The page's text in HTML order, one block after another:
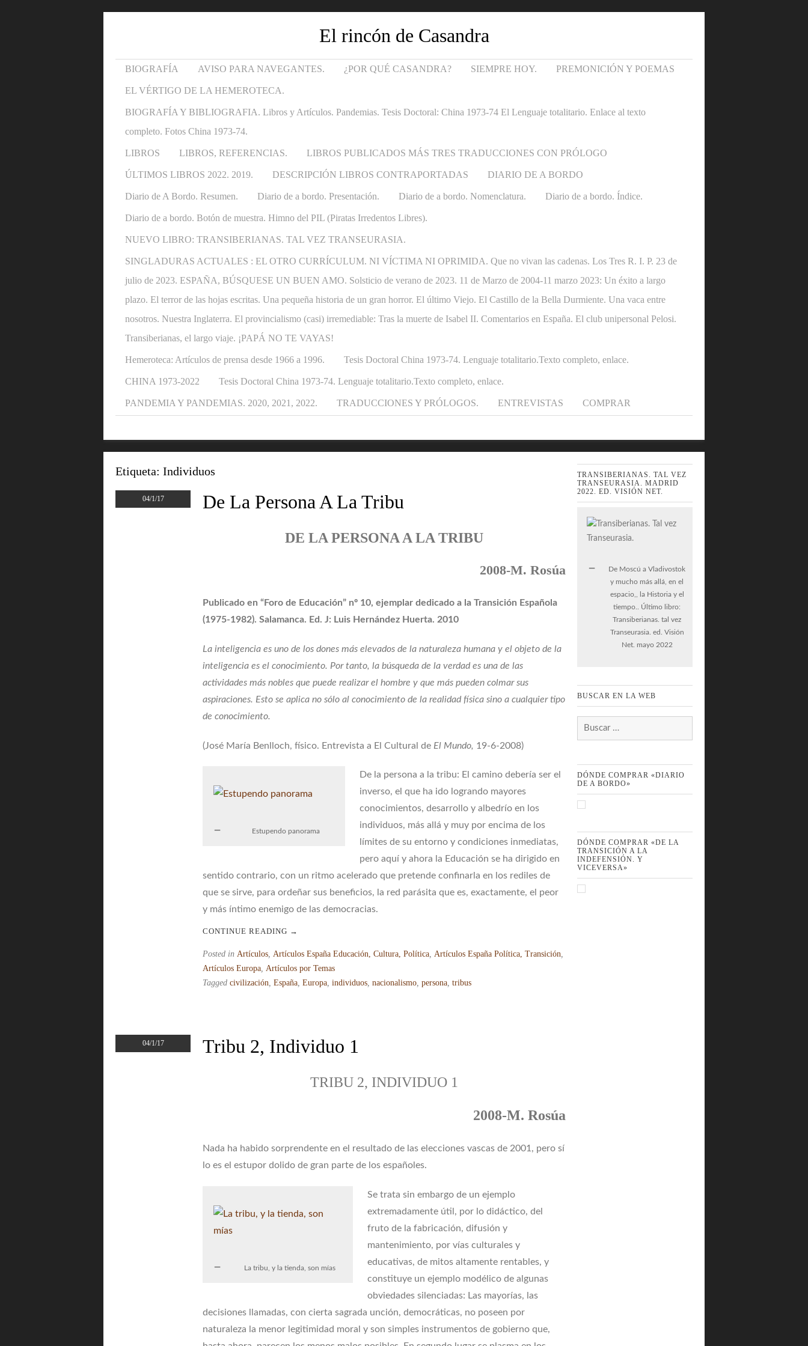
El rincón de Casandra
BIOGRAFÍA AVISO PARA NAVEGANTES. ¿POR QUÉ CASANDRA? SIEMPRE HOY. PREMONICIÓN Y POEMAS
EL VÉRTIGO DE LA HEMEROTECA.
BIOGRAFÍA Y BIBLIOGRAFIA. Libros y Artículos. Pandemias. Tesis Doctoral: China 1973-74 El Lenguaje totalitario. Enlace al texto
completo. Fotos China 1973-74.
LIBROS LIBROS, REFERENCIAS. LIBROS PUBLICADOS MÁS TRES TRADUCCIONES CON PRÓLOGO
ÚLTIMOS LIBROS 2022. 2019. DESCRIPCIÓN LIBROS CONTRAPORTADAS DIARIO DE A BORDO
Diario de A Bordo. Resumen. Diario de a bordo. Presentación. Diario de a bordo. Nomenclatura. Diario de a bordo. Índice.
Diario de a bordo. Botón de muestra. Himno del PIL (Piratas Irredentos Libres).
NUEVO LIBRO: TRANSIBERIANAS. TAL VEZ TRANSEURASIA.
SINGLADURAS ACTUALES : EL OTRO CURRÍCULUM. NI VÍCTIMA NI OPRIMIDA. Que no vivan las cadenas. Los Tres R. I. P. 23 de
julio de 2023. ESPAÑA, BÚSQUESE UN BUEN AMO. Solsticio de verano de 2023. 11 de Marzo de 2004-11 marzo 2023: Un éxito a largo
plazo. El terror de las hojas escritas. Una pequeña historia de un gran horror. El último Viejo. El Castillo de la Bella Durmiente. Una vaca entre
nosotros. Nuestra Inglaterra. El provincialismo (casi) irremediable: Tras la muerte de Isabel II. Comentarios en España. El club unipersonal Pelosi.
Transiberianas, el largo viaje. ¡PAPÁ NO TE VAYAS!
Hemeroteca: Artículos de prensa desde 1966 a 1996. Tesis Doctoral China 1973-74. Lenguaje totalitario.Texto completo, enlace.
CHINA 1973-2022 Tesis Doctoral China 1973-74. Lenguaje totalitario.Texto completo, enlace.
PANDEMIA Y PANDEMIAS. 2020, 2021, 2022. TRADUCCIONES Y PRÓLOGOS. ENTREVISTAS COMPRAR
Etiqueta: Individuos
04/1/17 De La Persona A La Tribu
DE LA PERSONA A LA TRIBU
2008-M. Rosúa
Publicado en “Foro de Educación” nº 10, ejemplar dedicado a la Transición Española
(1975-1982). Salamanca. Ed. J: Luis Hernández Huerta. 2010
La inteligencia es uno de los dones más elevados de la naturaleza humana y el objeto de la
inteligencia es el conocimiento. Por tanto, la búsqueda de la verdad es una de las
actividades más nobles que puede realizar el hombre y que más pueden colmar sus
aspiraciones. Esto se aplica no sólo al conocimiento de la realidad física sino a cualquier tipo
de conocimiento.
(José María Benlloch, físico. Entrevista a El Cultural de El Mundo, 19-6-2008)
Estupendo panorama
De la persona a la tribu: El camino debería ser el
inverso, el que ha ido logrando mayores
conocimientos, desarrollo y albedrío en los
individuos, más allá y muy por encima de los
límites de su entorno y condiciones inmediatas,
pero aquí y ahora la Educación se ha dirigido en
sentido contrario, con un ritmo acelerado que pretende confinarla en los rediles de
que se sirve, para ordeñar sus beneficios, la red parásita que es, exactamente, el peor
y más íntimo enemigo de las democracias.
CONTINUE READING →
Posted in Artículos, Artículos España Educación, Cultura, Política, Artículos España Política, Transición,
Artículos Europa, Artículos por Temas
Tagged civilización, España, Europa, individuos, nacionalismo, persona, tribus
04/1/17 Tribu 2, Individuo 1
TRIBU 2, INDIVIDUO 1
2008-M. Rosúa
Nada ha habido sorprendente en el resultado de las elecciones vascas de 2001, pero sí
lo es el estupor dolido de gran parte de los españoles.
La tribu, y la tienda, son mías
Se trata sin embargo de un ejemplo
extremadamente útil, por lo didáctico, del
fruto de la fabricación, difusión y
mantenimiento, por vías culturales y
educativas, de mitos altamente rentables, y
constituye un ejemplo modélico de algunas
obviedades silenciadas: Las mayorías, las
decisiones llamadas, con cierta sagrada unción, democráticas, no poseen por
naturaleza la menor legitimidad moral y son simples instrumentos de gobierno que,
TRANSIBERIANAS. TAL VEZ
TRANSEURASIA. MADRID
2022. ED. VISIÓN NET.
De Moscú a Vladivostok
y mucho más allá, en el
espacio,, la Historia y el
tiempo.. Último libro:
Transiberianas. tal vez
Transeurasia. ed. Visión
Net. mayo 2022
BUSCAR EN LA WEB
Buscar:
DÓNDE COMPRAR «DIARIO
DE A BORDO»
DÓNDE COMPRAR «DE LA
TRANSICIÓN A LA
INDEFENSIÓN. Y
VICEVERSA»